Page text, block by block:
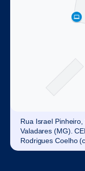
Rua Israel
Valadares (MG).
Rodrigues Coelho